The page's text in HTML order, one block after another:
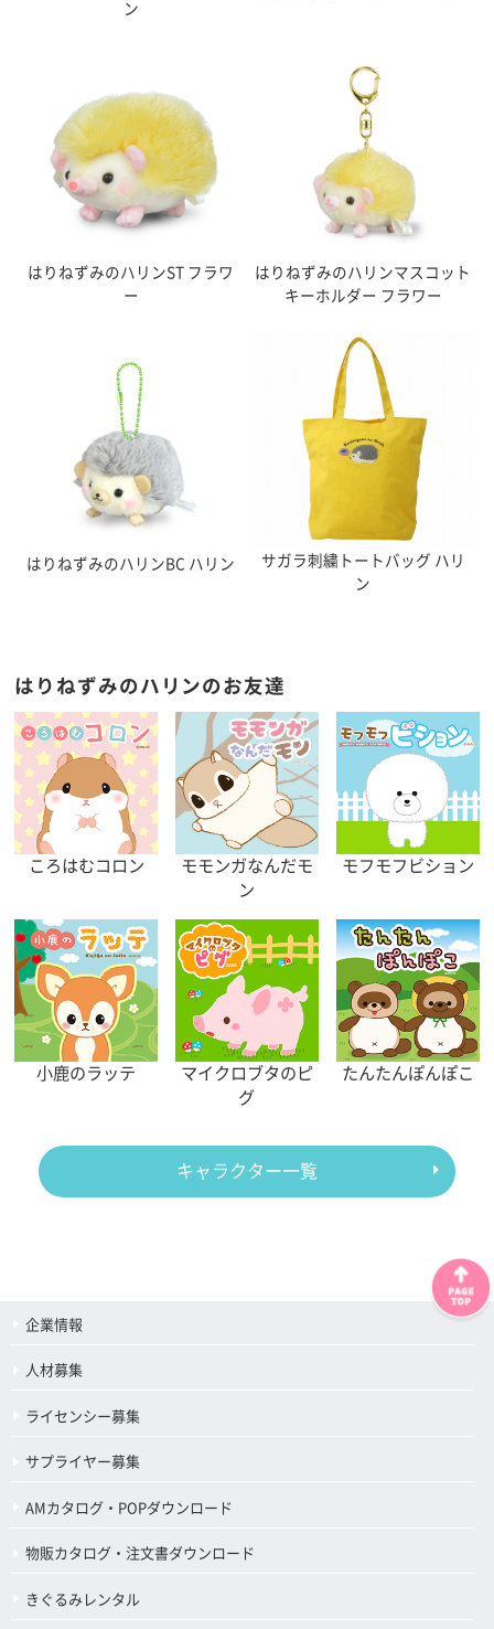
ン
はりねずみのハリンST フラワ
ー
はりねずみのハリンマスコット
キーホルダー フラワー
はりねずみのハリンBC ハリン
サガラ刺繍トートバッグ ハリ
ン
はりねずみのハリンのお友達
ころはむコロン
モモンガなんだモ
ン
モフモフビション
小鹿のラッテ
マイクロブタのピ
グ
たんたんぽんぽこ
キャラクター一覧
企業情報
人材募集
ライセンシー募集
サプライヤー募集
AMカタログ・POPダウンロード
物販カタログ・注文書ダウンロード
きぐるみレンタル